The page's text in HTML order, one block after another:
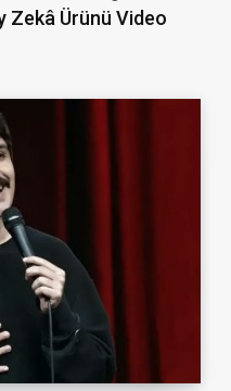
Zekâ Ürünü Video